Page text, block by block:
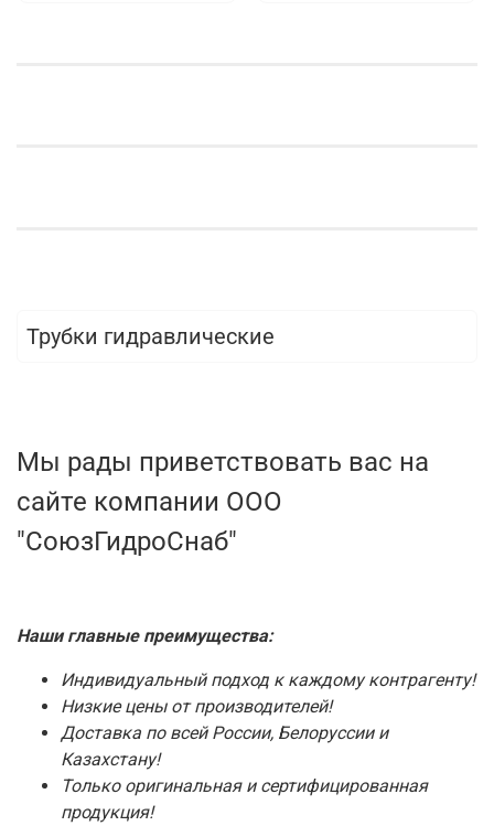
Трубки гидравлические
Мы рады приветствовать вас на
сайте компании ООО
"СоюзГидроСнаб"
Наши главные преимущества:
Индивидуальный подход к каждому контрагенту!
Низкие цены от производителей!
Доставка по всей России, Белоруссии и
Казахстану!
Только оригинальная и сертифицированная
продукция!